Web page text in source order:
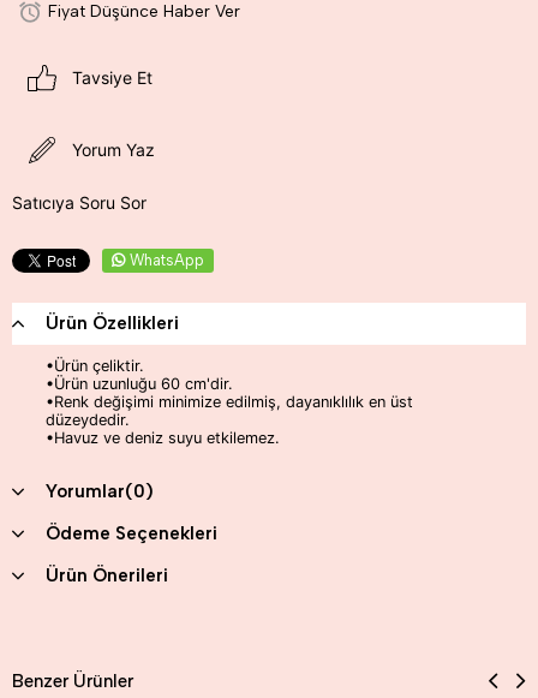
Fiyat Düşünce Haber Ver
Tavsiye Et
Yorum Yaz
Satıcıya Soru Sor
WhatsApp
Ürün Özellikleri
•Ürün çeliktir.
•Ürün uzunluğu 60 cm'dir.
•Renk değişimi minimize edilmiş, dayanıklılık en üst
düzeydedir.
•Havuz ve deniz suyu etkilemez.
Yorumlar(0)
Ödeme Seçenekleri
Ürün Önerileri
Benzer Ürünler